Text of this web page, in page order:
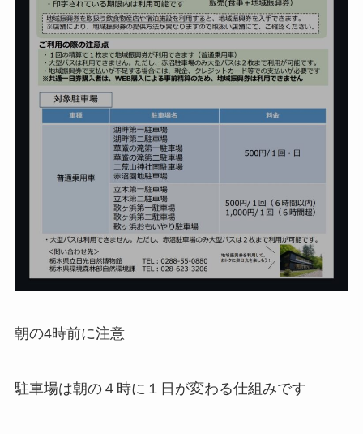
朝の4時前に注意
駐車場は朝の４時に１日が変わる仕組みです